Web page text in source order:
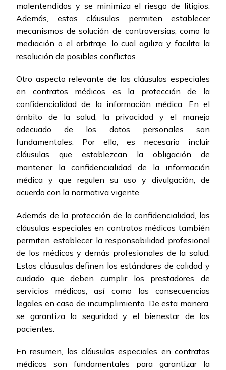
malentendidos y se minimiza el riesgo de litigios.
Además, estas cláusulas permiten establecer
mecanismos de solución de controversias, como la
mediación o el arbitraje, lo cual agiliza y facilita la
resolución de posibles conflictos.
Otro aspecto relevante de las cláusulas especiales
en contratos médicos es la protección de la
confidencialidad de la información médica. En el
ámbito de la salud, la privacidad y el manejo
adecuado de los datos personales son
fundamentales. Por ello, es necesario incluir
cláusulas que establezcan la obligación de
mantener la confidencialidad de la información
médica y que regulen su uso y divulgación, de
acuerdo con la normativa vigente.
Además de la protección de la confidencialidad, las
cláusulas especiales en contratos médicos también
permiten establecer la responsabilidad profesional
de los médicos y demás profesionales de la salud.
Estas cláusulas definen los estándares de calidad y
cuidado que deben cumplir los prestadores de
servicios médicos, así como las consecuencias
legales en caso de incumplimiento. De esta manera,
se garantiza la seguridad y el bienestar de los
pacientes.
En resumen, las cláusulas especiales en contratos
médicos son fundamentales para garantizar la